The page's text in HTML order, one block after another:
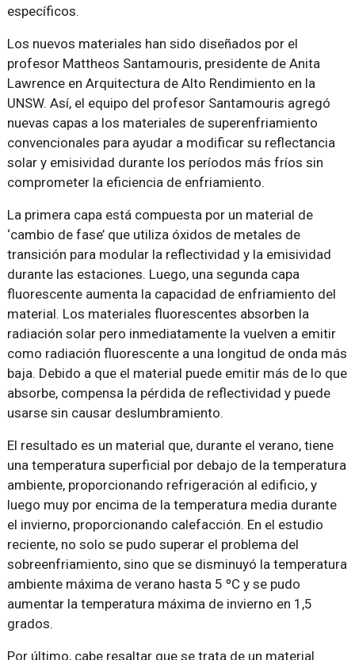
específicos.
Los nuevos materiales han sido diseñados por el
profesor Mattheos Santamouris, presidente de Anita
Lawrence en Arquitectura de Alto Rendimiento en la
UNSW. Así, el equipo del profesor Santamouris agregó
nuevas capas a los materiales de superenfriamiento
convencionales para ayudar a modificar su reflectancia
solar y emisividad durante los períodos más fríos sin
comprometer la eficiencia de enfriamiento.
La primera capa está compuesta por un material de
‘cambio de fase’ que utiliza óxidos de metales de
transición para modular la reflectividad y la emisividad
durante las estaciones. Luego, una segunda capa
fluorescente aumenta la capacidad de enfriamiento del
material. Los materiales fluorescentes absorben la
radiación solar pero inmediatamente la vuelven a emitir
como radiación fluorescente a una longitud de onda más
baja. Debido a que el material puede emitir más de lo que
absorbe, compensa la pérdida de reflectividad y puede
usarse sin causar deslumbramiento.
El resultado es un material que, durante el verano, tiene
una temperatura superficial por debajo de la temperatura
ambiente, proporcionando refrigeración al edificio, y
luego muy por encima de la temperatura media durante
el invierno, proporcionando calefacción. En el estudio
reciente, no solo se pudo superar el problema del
sobreenfriamiento, sino que se disminuyó la temperatura
ambiente máxima de verano hasta 5 ºC y se pudo
aumentar la temperatura máxima de invierno en 1,5
grados.
Por último, cabe resaltar que se trata de un material